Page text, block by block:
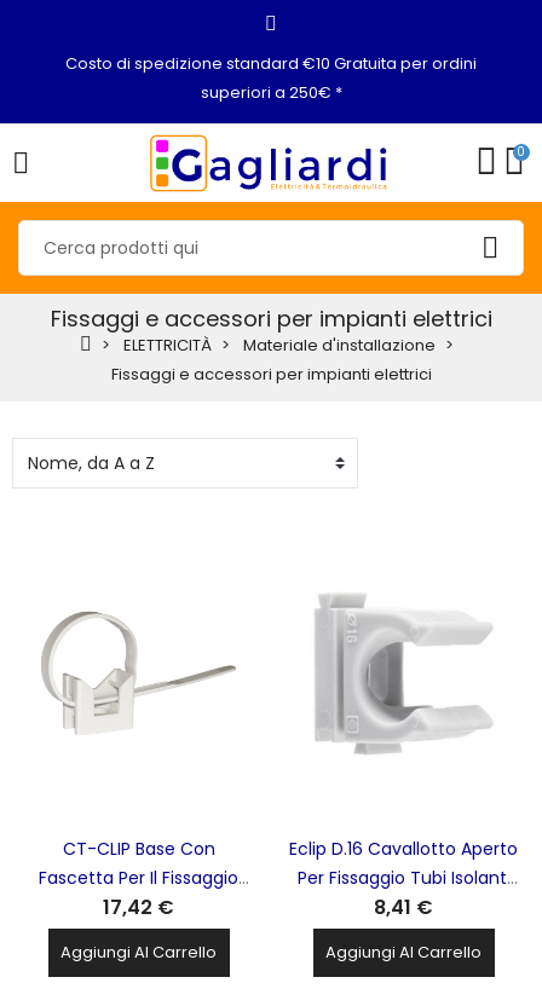
Costo di spedizione standard €10 Gratuita per ordini
superiori a 250€ *
0
Fissaggi e accessori per impianti elettrici
ELETTRICITÀ
Materiale d'installazione
Fissaggi e accessori per impianti elettrici
CT-CLIP Base Con
Fascetta Per Il Fissaggio
Tubi Protettivi Rigidi
Plastica E Metallo 16 A
32mm Confezione 100
17,42 €
Aggiungi Al Carrello
Eclip D.16 Cavallotto Aperto
Per Fissaggio Tubi Isolanti
Protettivi Rigidi RK
Confezione Da 100Pz
ELEMATIC - 13502116
8,41 €
Aggiungi Al Carrello